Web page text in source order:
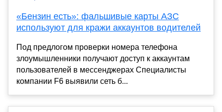
«Бензин есть»: фальшивые карты АЗС
используют для кражи аккаунтов водителей
Под предлогом проверки номера телефона
злоумышленники получают доступ к аккаунтам
пользователей в мессенджерах Специалисты
компании F6 выявили сеть б...